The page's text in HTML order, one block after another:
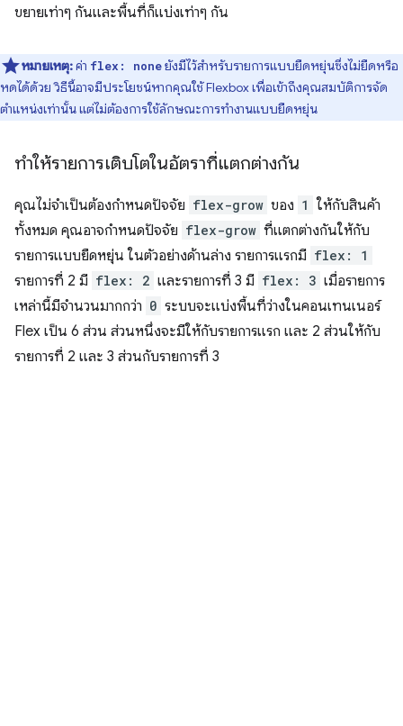
ขยายเท่าๆ กันและพื้นที่ก็แบ่งเท่าๆ กัน
หมายเหตุ:ค่า flex: noneยังมีไว้สำหรับรายการแบบยืดหยุ่นซึ่งไม่ยืดหรือ
หดได้ด้วย วิธีนี้อาจมีประโยชน์หากคุณใช้ Flexbox เพื่อเข้าถึงคุณสมบัติการจัด
ตำแหน่งเท่านั้น แต่ไม่ต้องการใช้ลักษณะการทำงานแบบยืดหยุ่น
ทำให้รายการเติบโตในอัตราที่แตกต่างกัน
คุณไม่จำเป็นต้องกำหนดปัจจัย flex-grow ของ 1 ให้กับสินค้า
ทั้งหมด คุณอาจกำหนดปัจจัย flex-grow ที่แตกต่างกันให้กับ
รายการแบบยืดหยุ่น ในตัวอย่างด้านล่าง รายการแรกมี flex: 1
รายการที่ 2 มี flex: 2 และรายการที่ 3 มี flex: 3 เมื่อรายการ
เหล่านี้มีจำนวนมากกว่า 0 ระบบจะแบ่งพื้นที่ว่างในคอนเทนเนอร์
Flex เป็น 6 ส่วน ส่วนหนึ่งจะมีให้กับรายการแรก และ 2 ส่วนให้กับ
รายการที่ 2 และ 3 ส่วนกับรายการที่ 3